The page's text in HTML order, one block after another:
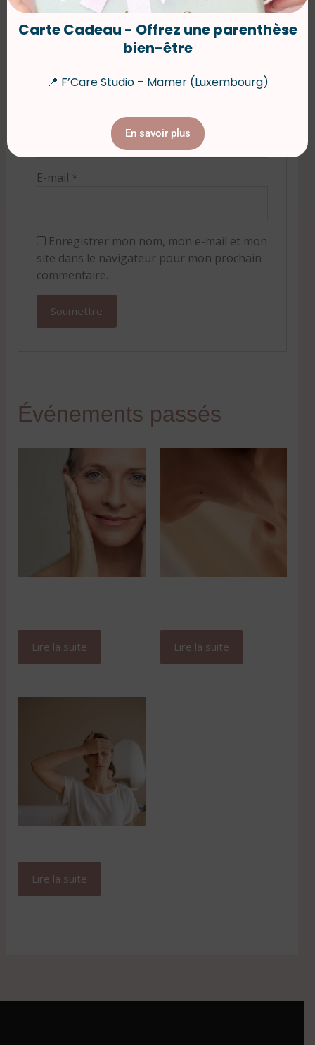
Votre avis*
E-mail *
Enregistrer mon nom, mon e-mail et mon
site dans le navigateur pour mon prochain
commentaire.
Lire la suite Lire la suite
Lire la suite
Carte Cadeau - Offrez une parenthèse
bien-être
📍 F’Care Studio – Mamer (Luxembourg)
En savoir plus